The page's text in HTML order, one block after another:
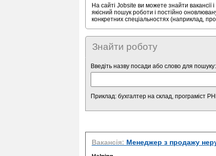
На сайті Jobsite ви можете знайти вакансії
якісний пошук роботи і постійно
конкретних спеціальностях (наприклад,
Знайти роботу
Введіть назву посади або слово для пошуку:
Приклад: бухгалтер на склад, програміст
Вакансія: Менеджер з продажу